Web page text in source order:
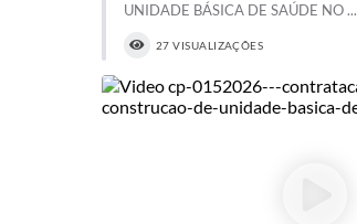
UNIDADE BÁSICA DE SAÚDE NO ...
27 VISUALIZAÇÕES